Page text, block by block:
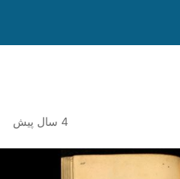
4 سال پیش